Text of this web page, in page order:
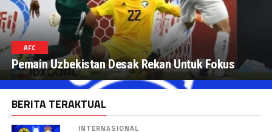
AFC
Pemain Uzbekistan Desak Rekan Untuk Fokus
BERITA TERAKTUAL
INTERNASIONAL